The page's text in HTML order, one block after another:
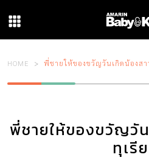
HOME พี่ชายให้ของขวัญวันเกิดน้องสา
พี่ชายให้ของขวัญวั
ทุเรี